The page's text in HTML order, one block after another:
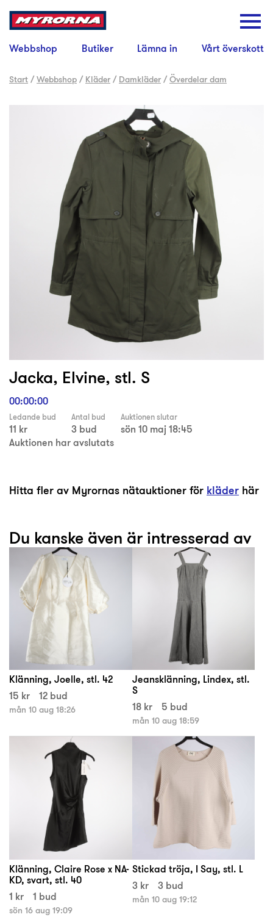
Webbshop Butiker Lämna in Vårt överskott
Start /Webbshop / Kläder / Damkläder /Överdelar dam
Jacka, Elvine, stl. S
00:00:00
Ledande bud
11 kr
Antal bud
3 bud
Auktionen slutar
sön 10 maj 18:45
Auktionen har avslutats
Hitta fler av Myrornas nätauktioner för kläder här
Du kanske även är intresserad av
Klänning, Joelle, stl. 42
15 kr
12 bud
mån 10 aug 18:26
Jeansklänning, Lindex, stl.
S
18 kr
5 bud
mån 10 aug 18:59
Klänning, Claire Rose x NA-
KD, svart, stl. 40
1 kr
1 bud
sön 16 aug 19:09
Stickad tröja, I Say, stl. L
3 kr
3 bud
mån 10 aug 19:12